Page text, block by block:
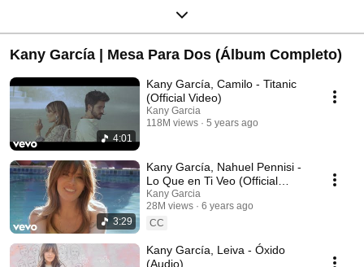
Kany García | Mesa Para Dos (Álbum Completo)
4:01
Kany García, Camilo - Titanic
(Official Video)
Kany Garcia
118M views
5 years ago
3:29
Kany García, Nahuel Pennisi -
Lo Que en Ti Veo (Official
Video)
Kany Garcia
28M views
6 years ago
CC
Kany García, Leiva - Óxido
(Audio)